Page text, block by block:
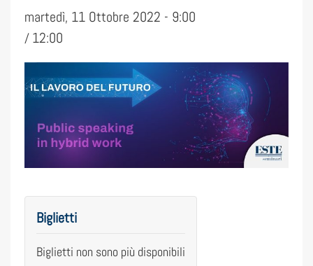
martedì, 11 Ottobre 2022 - 9:00
/ 12:00
Biglietti
Biglietti non sono più disponibili